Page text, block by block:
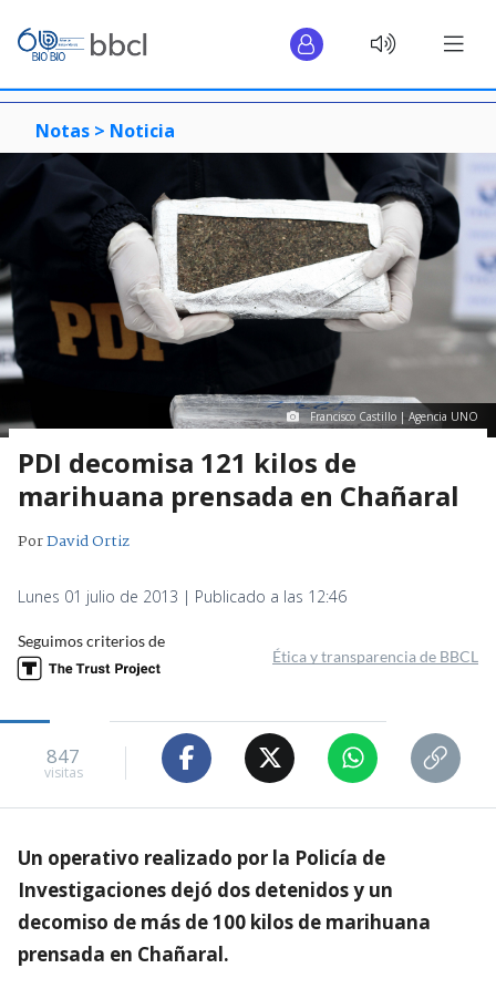
Notas > Noticia
Francisco Castillo | Agencia UNO
PDI decomisa 121 kilos de
marihuana prensada en Chañaral
PorDavid Ortiz
Lunes 01 julio de 2013 | Publicado a las 12:46
Seguimos criterios de
Ética y transparencia de BBCL
847
visitas
Un operativo realizado por la Policía de
Investigaciones dejó dos detenidos y un
decomiso de más de 100 kilos de marihuana
prensada en Chañaral.